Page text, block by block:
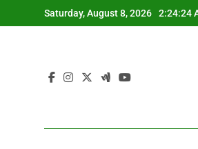
to
Saturday, August 8, 2026 2:24:25